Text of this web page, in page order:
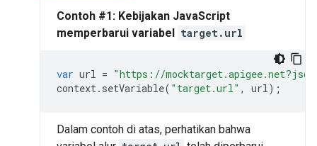
Contoh #1: Kebijakan JavaScript
memperbarui variabel
target.url
var url = "https://
context. setVariable( "target.url" , url);
Dalam contoh di atas, perhatikan bahwa